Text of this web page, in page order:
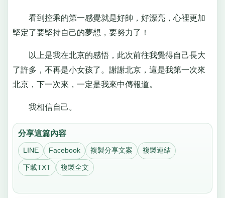
看到控乘的第一感覺就是好帥，好漂亮，心裡更加
堅定了要堅持自己的夢想，要努力了！
以上是我在北京的感悟，此次前往我覺得自己長大
了許多，不再是小女孩了。謝謝北京，這是我第一次來
北京，下一次來，一定是我來中傳報道。
我相信自己。
分享這篇內容
LINE Facebook 複製分享文案 複製連結
下載TXT 複製全文